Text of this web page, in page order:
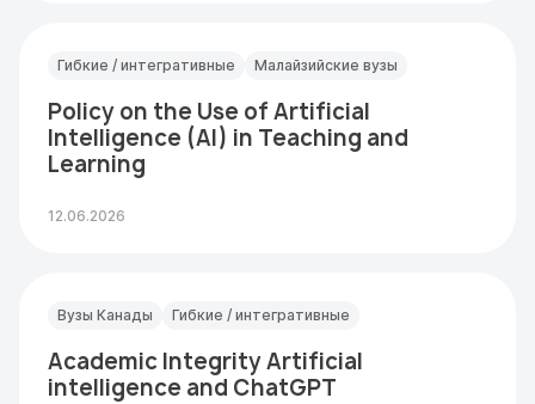
Гибкие / интегративные Малайзийские вузы
Policy on the Use of Artificial
Intelligence (AI) in Teaching and
Learning
12.06.2026
Вузы Канады Гибкие / интегративные
Academic Integrity Artificial
intelligence and ChatGPT